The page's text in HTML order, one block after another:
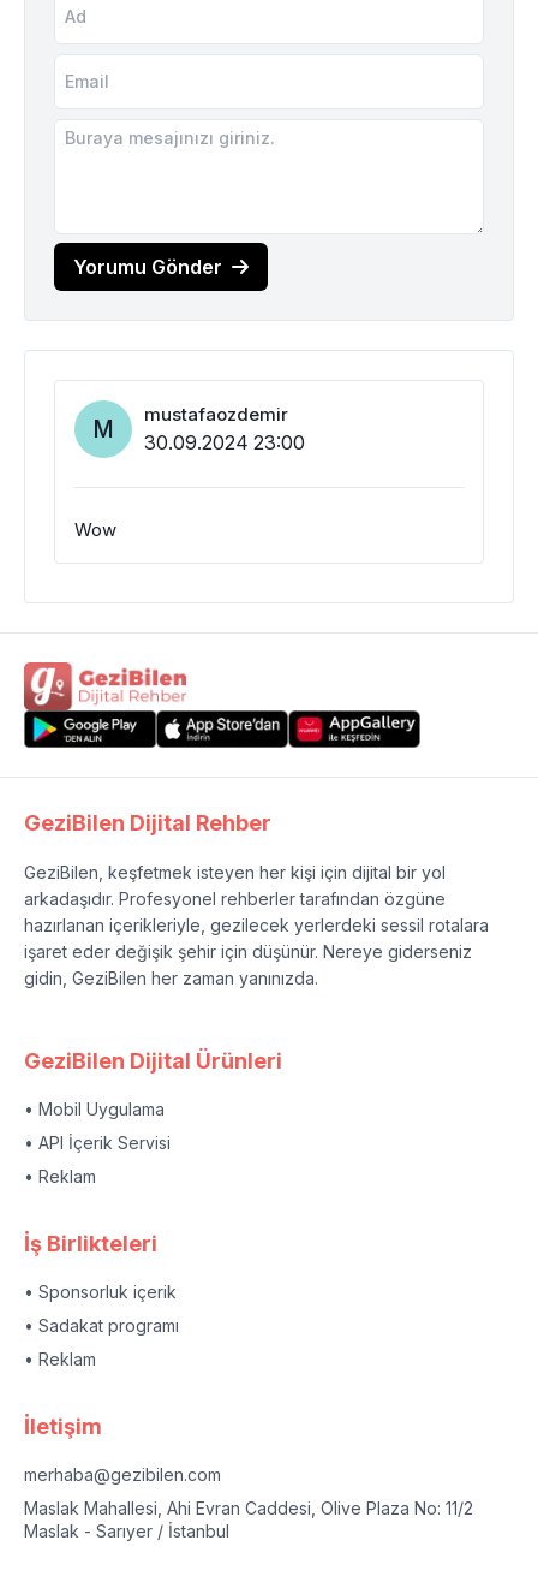
Yorumu Gönder
M mustafaozdemir
30.09.2024 23:00
Wow
GeziBilen Dijital Rehber
GeziBilen, keşfetmek isteyen her kişi için dijital bir yol
arkadaşıdır. Profesyonel rehberler tarafından özgüne
hazırlanan içerikleriyle, gezilecek yerlerdeki sessil rotalara
işaret eder değişik şehir için düşünür. Nereye giderseniz
gidin, GeziBilen her zaman yanınızda.
GeziBilen Dijital Ürünleri
• Mobil Uygulama
• API İçerik Servisi
• Reklam
İş Birlikteleri
• Sponsorluk içerik
• Sadakat programı
• Reklam
İletişim
merhaba@gezibilen.com
Maslak Mahallesi, Ahi Evran Caddesi, Olive Plaza No: 11/2
Maslak - Sarıyer / İstanbul